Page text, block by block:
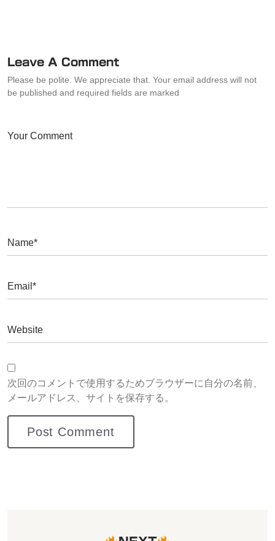
ー
ョ
Leave A Comment
Please be polite. We appreciate that. Your email address will not
be published and required fields are marked
次回のコメントで使用するためブラウザーに自分の名前、
メールアドレス、サイトを保存する。